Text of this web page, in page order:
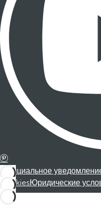
Официальное
CookiesЮридические